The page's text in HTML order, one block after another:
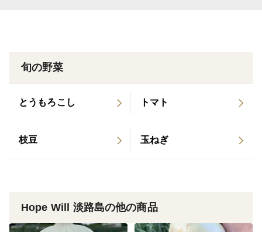
旬の野菜
とうもろこし トマト
枝豆 玉ねぎ
Hope Will 淡路島の他の商品